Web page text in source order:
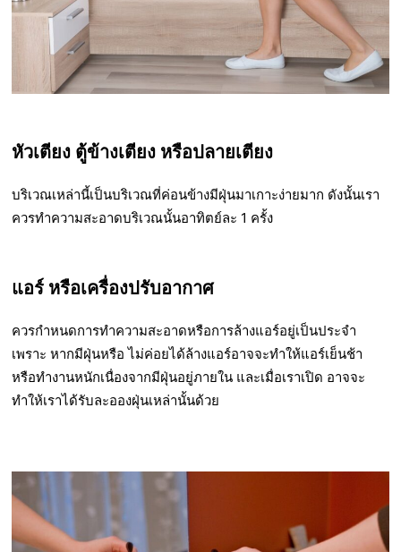
หัวเตียง ตู้ข้างเตียง หรือปลายเตียง
บริเวณเหล่านี้เป็นบริเวณที่ค่อนข้างมีฝุ่นมาเกาะง่ายมาก ดังนั้นเรา
ควรทำความสะอาดบริเวณนั้นอาทิตย์ละ 1 ครั้ง
แอร์ หรือเครื่องปรับอากาศ
ควรกำหนดการทำความสะอาดหรือการล้างแอร์อยู่เป็นประจำ
เพราะ หากมีฝุ่นหรือ ไม่ค่อยได้ล้างแอร์อาจจะทำให้แอร์เย็นช้า
หรือทำงานหนักเนื่องจากมีฝุ่นอยู่ภายใน และเมื่อเราเปิด อาจจะ
ทำให้เราได้รับละอองฝุ่นเหล่านั้นด้วย